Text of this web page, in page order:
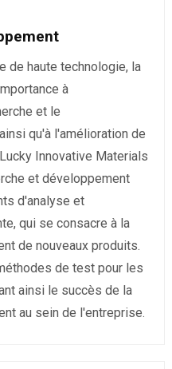
de haute technologie, la
à
et le
qu'à l'amélioration de
Innovative Materials
et développement
d'analyse et
qui se consacre à la
de nouveaux produits.
de test pour les
ainsi le succès de la
au sein de l'entreprise.